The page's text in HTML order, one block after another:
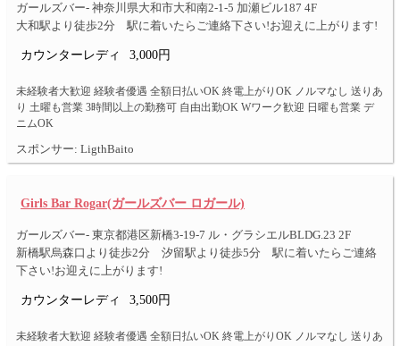
ガールズバー- 神奈川県大和市大和南2-1-5 加瀬ビル187 4F
大和駅より徒歩2分 駅に着いたらご連絡下さい!お迎えに上がります!
カウンターレディ 3,000円
未経験者大歓迎 経験者優遇 全額日払いOK 終電上がりOK ノルマなし 送りあ
り 土曜も営業 3時間以上の勤務可 自由出勤OK Wワーク歓迎 日曜も営業 デ
ニムOK
スポンサー: LigthBaito
Girls Bar Rogar(ガールズバー ロガール)
ガールズバー- 東京都港区新橋3-19-7 ル・グラシエルBLDG.23 2F
新橋駅烏森口より徒歩2分 汐留駅より徒歩5分 駅に着いたらご連絡
下さい!お迎えに上がります!
カウンターレディ 3,500円
未経験者大歓迎 経験者優遇 全額日払いOK 終電上がりOK ノルマなし 送りあ